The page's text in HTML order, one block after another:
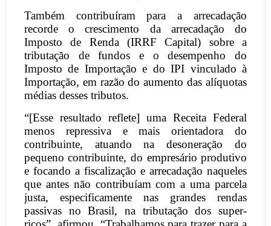
Também contribuíram para a arrecadação
recorde o crescimento da arrecadação do
Imposto de Renda (IRRF Capital) sobre a
tributação de fundos e o desempenho do
Imposto de Importação e do IPI vinculado à
Importação, em razão do aumento das alíquotas
médias desses tributos.
“[Esse resultado reflete] uma Receita Federal
menos repressiva e mais orientadora do
contribuinte, atuando na desoneração do
pequeno contribuinte, do empresário produtivo
e focando a fiscalização e arrecadação naqueles
que antes não contribuíam com a uma parcela
justa, especificamente nas grandes rendas
passivas no Brasil, na tributação dos super-